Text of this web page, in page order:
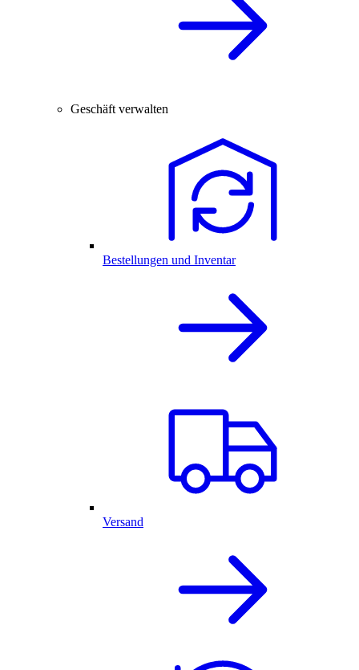
Geschäft verwalten
Bestellungen und Inventar
Versand